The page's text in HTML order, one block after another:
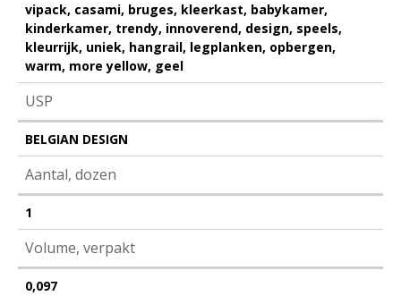
vipack, casami, bruges, kleerkast, babykamer,
kinderkamer, trendy, innoverend, design, speels,
kleurrijk, uniek, hangrail, legplanken, opbergen,
warm, more yellow, geel
USP
BELGIAN DESIGN
Aantal, dozen
1
Volume, verpakt
0,097